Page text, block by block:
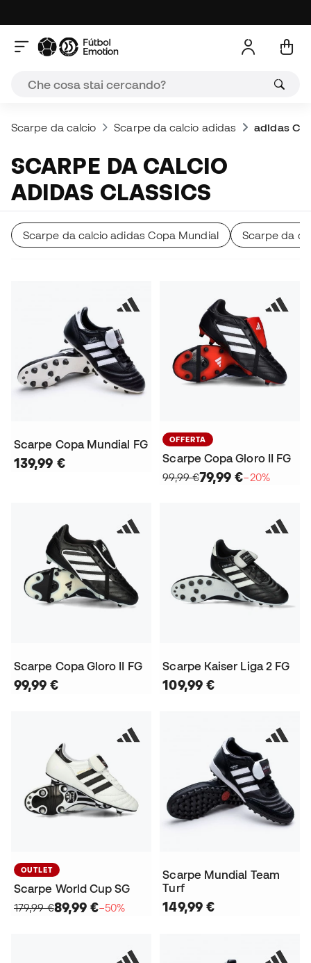
Scarpe da calcio Scarpe da calcio adidas adidas
SCARPE DA CALCIO
ADIDAS CLASSICS
Scarpe da calcio adidas Copa Mundial Scarpe da
Scarpe Copa Mundial FG
139,99 €
OFFERTA
Scarpe Copa Gloro II FG
99,99 €79,99 €−20%
Scarpe Copa Gloro II FG
99,99 €
Scarpe Kaiser Liga 2 FG
109,99 €
OUTLET
Scarpe World Cup SG
179,99 €89,99 €−50%
Scarpe Mundial Team
Turf
149,99 €